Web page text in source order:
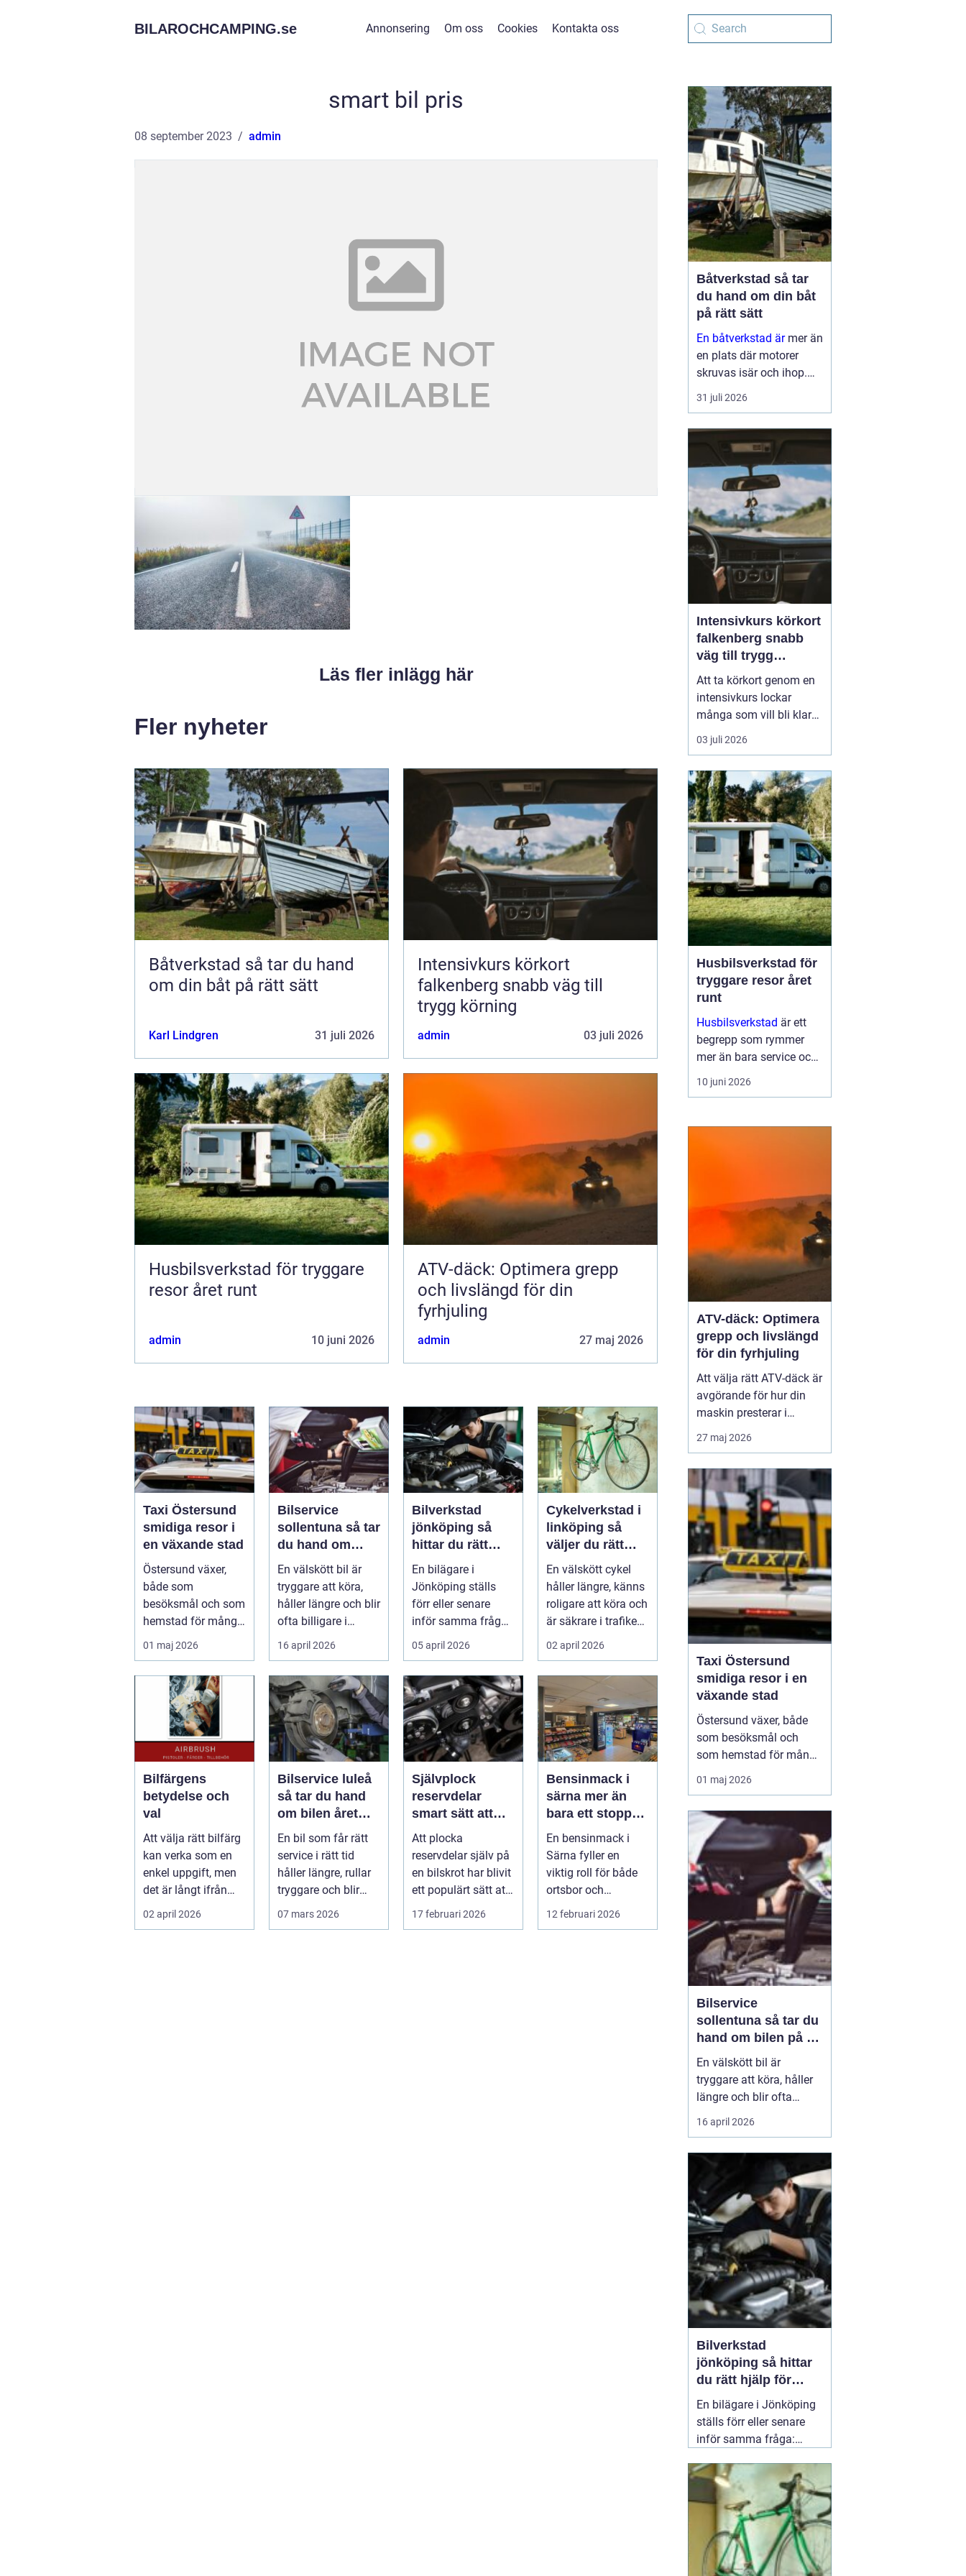
BILAROCHCAMPING.se Annonsering Om oss Cookies Kontakta oss
smart bil pris
08 september 2023 admin
Läs fler inlägg här
Fler nyheter
Båtverkstad så tar du hand
om din båt på rätt sätt
Karl Lindgren 31 juli 2026
Intensivkurs körkort
falkenberg snabb väg till
trygg körning
admin 03 juli 2026
Husbilsverkstad för tryggare
resor året runt
admin 10 juni 2026
ATV-däck: Optimera grepp
och livslängd för din
fyrhjuling
admin 27 maj 2026
Taxi Östersund
smidiga resor i
en växande stad
Östersund växer,
både som
besöksmål och som
hemstad för många
pendlare, studenter
och företagare. En...
01 maj 2026
Bilservice
sollentuna så tar
du hand om
bilen på ett
En välskött bil är
tryggare att köra,
håller längre och blir
ofta billigare i
längden. För många
bil...
16 april 2026
Bilverkstad
jönköping så
hittar du rätt
hjälp för bilen
En bilägare i
Jönköping ställs
förr eller senare
inför samma fråga:
vilken verkstad tar
bäst hand om...
05 april 2026
Cykelverkstad i
linköping så
väljer du rätt
service för din
cykel
En välskött cykel
håller längre, känns
roligare att köra och
är säkrare i trafiken.
För många som cy...
02 april 2026
Bilfärgens
betydelse och
val
Att välja rätt bilfärg
kan verka som en
enkel uppgift, men
det är långt ifrån
bara ett estetiskt
bes...
02 april 2026
Bilservice luleå
så tar du hand
om bilen året
runt
En bil som får rätt
service i rätt tid
håller längre, rullar
tryggare och blir
07 mars 2026
Självplock
reservdelar
smart sätt att
hitta billiga
bildelar
Att plocka
reservdelar själv på
en bilskrot har blivit
ett populärt sätt att
både spara pengar
17 februari 2026
Bensinmack i
särna mer än
bara ett stopp
för att tanka
En bensinmack i
Särna fyller en
viktig roll för både
ortsbor och
förbipasserande.
12 februari 2026
Båtverkstad så tar
du hand om din båt
på rätt sätt
En båtverkstad ärmer än
en plats där motorer
skruvas isär och ihop.
För många båtägare är
verkstaden en trygghet
en problemfri säsong på
vattnet och oväntade
haverier mitt i
högsomm...
31 juli 2026
Intensivkurs körkort
falkenberg snabb
väg till trygg
körning
Att ta körkort genom en
intensivkurs lockar
många som vill bli klara
snabbt utan att tumma
på kvaliteten. För den
Falkenberg kan en
välplanerad
intensivutbildning
innebära att körkortet är
i handen på bara några
veckor. Nyckeln h...
03 juli 2026
Husbilsverkstad för
tryggare resor året
runt
Husbilsverkstad är ett
begrepp som rymmer
mer än bara service och
reparationer. En välskött
husbil ger trygghet,
vägen. G...
10 juni 2026
ATV-däck: Optimera
grepp och livslängd
för din fyrhjuling
Att välja rätt ATV-däck är
avgörande för hur din
maskin presterar i
vardagen, oavsett om du
arbetar i skogen eller kör
däck gör stor skillnad för
säkerhet...
27 maj 2026
Taxi Östersund
smidiga resor i en
växande stad
Östersund växer, både
som besöksmål och
som hemstad för många
pendlare, studenter och
företagare. En pålitlig
bara ett bekvämt sätt att
ta sig från punkt A till
punkt B. För många
handlar det om att få
vardagen att fungera,
01 maj 2026
Bilservice
sollentuna så tar du
hand om bilen på ett
smart sätt
En välskött bil är
tryggare att köra, håller
längre och blir ofta
billigare i längden. För
många bilägare i
service inte bara om att
följa serviceboken, utan
om att kunna lita på
bilen varje dag oavsett
om den rullar till jobbet,
...
16 april 2026
Bilverkstad
jönköping så hittar
du rätt hjälp för
bilen
En bilägare i Jönköping
ställs förr eller senare
inför samma fråga:
hand om bilen, utan att
kostnaderna skenar och
garantier försvinner?
Valet av05 april 2026